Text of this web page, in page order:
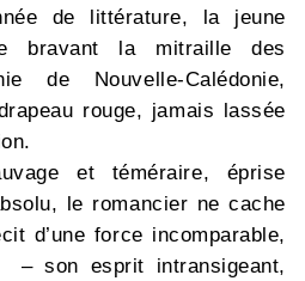
de littérature, la jeune
bravant la mitraille des
de Nouvelle-Calédonie,
rouge, jamais lassée
et téméraire, éprise
le romancier ne cache
d’une force incomparable,
– son esprit intransigeant,